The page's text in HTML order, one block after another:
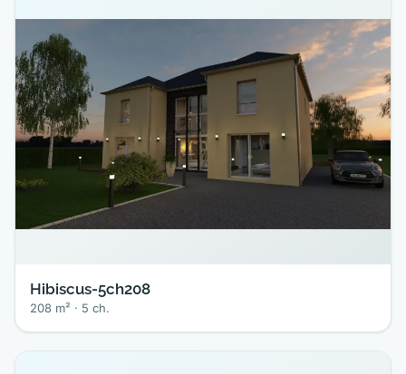
Hibiscus-5ch208
208 m² · 5 ch.